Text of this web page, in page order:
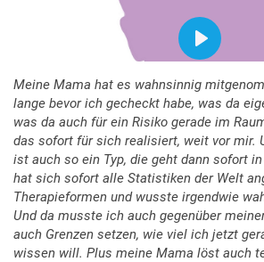
Meine Mama hat es wahnsinnig
lange bevor ich gecheckt habe, was da
was da auch für ein Risiko gerade im
das sofort für sich realisiert, weit vor mir.
ist auch so ein Typ, die geht dann sofort
hat sich sofort alle Statistiken der Welt
Therapieformen und wusste irgendwie
Und da musste ich auch gegenüber
auch Grenzen setzen, wie viel ich jetzt
wissen will. Plus meine Mama löst auch